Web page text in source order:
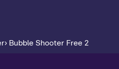
› Bubble Shooter Free 2